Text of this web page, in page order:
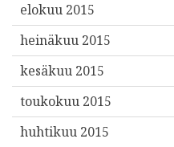
elokuu 2015
heinäkuu 2015
kesäkuu 2015
toukokuu 2015
huhtikuu 2015